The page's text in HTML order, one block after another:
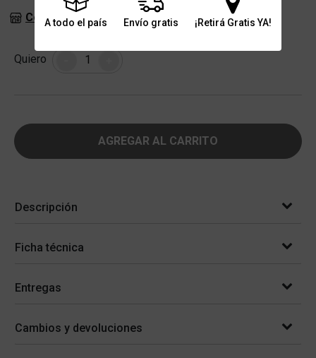
A todo el país Envío gratis ¡Retirá Gratis YA!
Consultar stock en sucursales
Quiero Cantidad
AGREGAR AL CARRITO
Descripción
Ficha técnica
Entregas
Cambios y devoluciones